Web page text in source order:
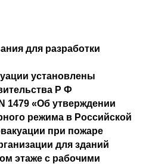
для разработки
установлены
Р Ф
1479 «Об утверждении
режима в Российской
при пожаре
для зданий
этаже с рабочими